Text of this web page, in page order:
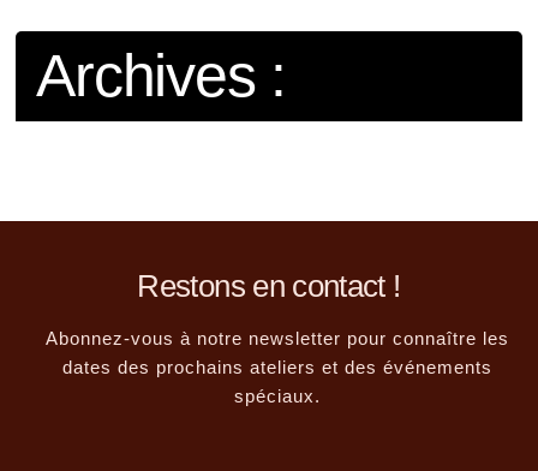
Archives :
Restons en contact !
Abonnez-vous à notre newsletter pour connaître les
dates des prochains ateliers et des événements
spéciaux.